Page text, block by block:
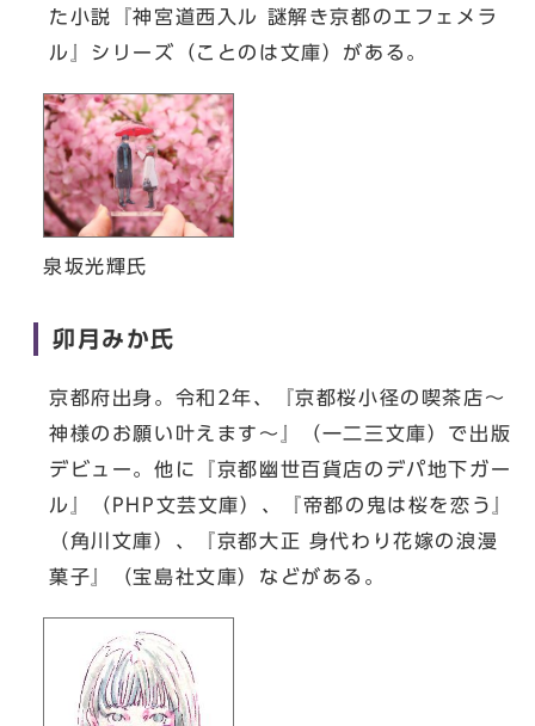
た小説『神宮道西入ル 謎解き京都のエフェメラ
ル』シリーズ（ことのは文庫）がある。
泉坂光輝氏
卯月みか氏
京都府出身。令和2年、『京都桜小径の喫茶店～
神様のお願い叶えます～』（一二三文庫）で出版
デビュー。他に『京都幽世百貨店のデパ地下ガー
ル』（PHP文芸文庫）、『帝都の鬼は桜を恋う』
（角川文庫）、『京都大正 身代わり花嫁の浪漫
菓子』（宝島社文庫）などがある。